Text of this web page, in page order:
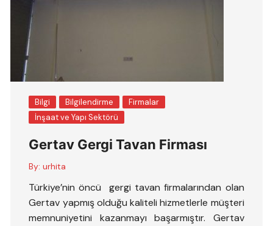
Bilgi Bilgilendirme
Firmalar
İnşaat ve Yapı Sektörü
Gertav Gergi Tavan Firması
By: urhita
Türkiye’nin öncü gergi tavan firmalarından olan
Gertav yapmış olduğu kaliteli hizmetlerle müşteri
memnuniyetini kazanmayı başarmıştır. Gertav